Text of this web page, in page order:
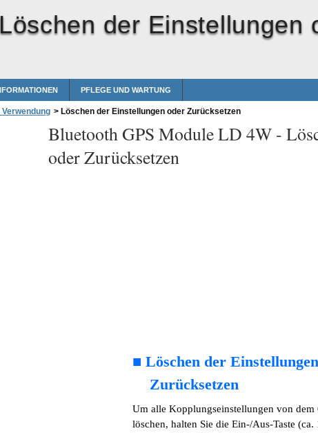
Löschen der Einstellungen
PFLEGE UND WARTUNG
> Löschen der Einstellungen oder Zurücksetzen
Bluetooth GPS Module LD 4W -
oder Zurücksetzen
■ Löschen der
Zurücksetzen
Um alle Kopplungseinstellungen von dem
löschen, halten Sie die Ein-/Aus-Taste (ca.